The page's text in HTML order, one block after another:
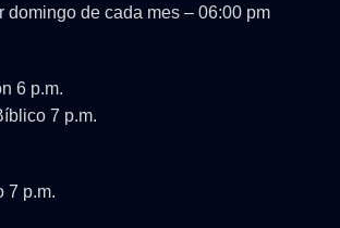
domingo de cada mes – 06:00 pm
6 p.m.
7 p.m.
7 p.m.